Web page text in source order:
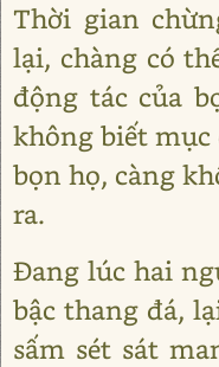
Thời gian
lại, chàng có
động tác của
không biết mục
bọn họ, càng
ra.
Đang lúc hai
bậc thang đá,
sấm sét sát